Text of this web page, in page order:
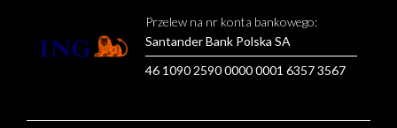
Przelew na nr konta bankowego:
Santander Bank Polska SA
46 1090 2590 0000 0001 6357 3567